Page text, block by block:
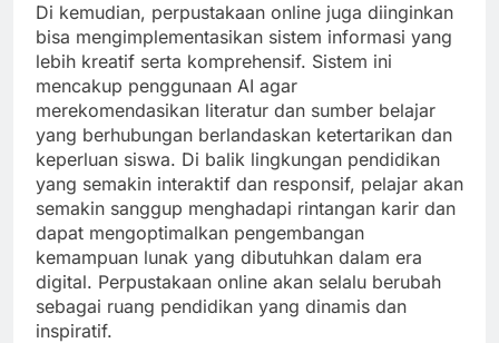
Di kemudian, perpustakaan online juga diinginkan
bisa mengimplementasikan sistem informasi yang
lebih kreatif serta komprehensif. Sistem ini
mencakup penggunaan AI agar
merekomendasikan literatur dan sumber belajar
yang berhubungan berlandaskan ketertarikan dan
keperluan siswa. Di balik lingkungan pendidikan
yang semakin interaktif dan responsif, pelajar akan
semakin sanggup menghadapi rintangan karir dan
dapat mengoptimalkan pengembangan
kemampuan lunak yang dibutuhkan dalam era
digital. Perpustakaan online akan selalu berubah
sebagai ruang pendidikan yang dinamis dan
inspiratif.